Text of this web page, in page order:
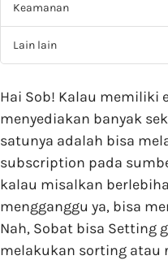
Keamanan
Lain lain
Hai Sob! Kalau memiliki
menyediakan banyak
satunya adalah bisa
subscription pada
kalau misalkan
mengganggu ya, bisa
Nah, Sobat bisa Setting
melakukan sorting atau